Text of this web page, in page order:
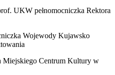
UKW pełnomocniczka Rektora
Wojewody Kujawsko
Miejskiego Centrum Kultury w